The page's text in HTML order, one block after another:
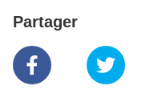
Partager